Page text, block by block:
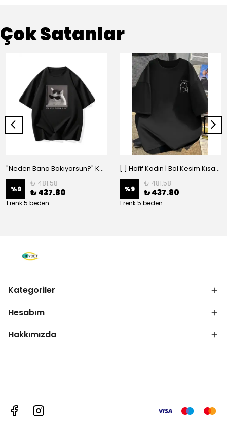
Çok Satanlar
"Neden Bana Bakıyorsun?" Komik Kedi Grafik Tişört - Dijital Baskılı Siyah Bol - Siyah
%9
₺ 481.58
₺ 437.80
1 renk 5 beden
[ ] Hafif Kadın | Bol Kesim Kısa Kollu Yuvarlak Yaka Eğlenceli Karikatür Ayı ve - Siyah
%9
₺ 481.58
₺ 437.80
1 renk 5 beden
Kategoriler
Hesabım
Hakkımızda